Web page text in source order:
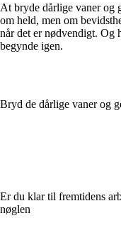
At bryde dårlige vaner og
om held, men om
når det er nødvendigt. Og
begynde igen.
Bryd de dårlige vaner og
Er du klar til fremtidens
nøglen